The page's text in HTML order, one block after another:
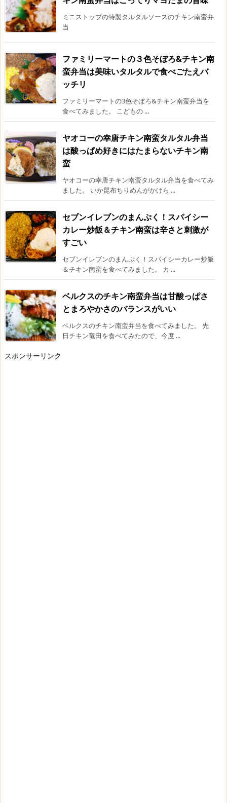
ミニストップの特製タルタルソースのチキン南蛮弁
当
ファミリーマートの３色そぼろ&チキン南
蛮弁当は美味いタルタルで食べごたえバ
ッチリ
ファミリーマートの3色そぼろ&チキン南蛮弁当を
食べてみました。 こどもの ...
ヤオコーの幸唐チキン南蛮タルタル弁当
は酸っぱめ好きにはたまらないチキン南
蛮
ヤオコーの幸唐チキン南蛮タルタル弁当を食べてみ
ました。 いか昆布ちりめんがかけら ...
セブンイレブンのまんぷく！スパイシー
カレー炒飯＆チキン南蛮は辛さと刺激が
すごい
セブンイレブンのまんぷく！スパイシーカレー炒飯
＆チキン南蛮を食べてみました。 カ ...
ベルクスのチキン南蛮弁当は甘酸っぱさ
とまろやかさのバランスがいい
ベルクスのチキン南蛮弁当を食べてみました。 先
日チキン竜田を食べてみたので、今度 ...
スポンサーリンク